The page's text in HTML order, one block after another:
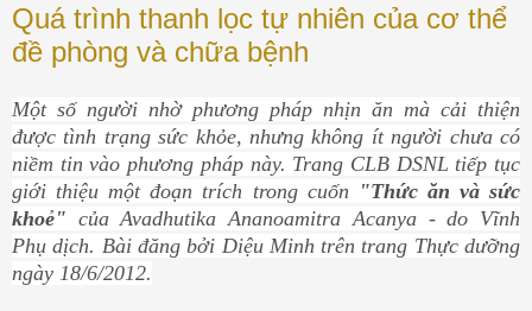
Quá trình thanh lọc tự nhiên của cơ thể
đề phòng và chữa bệnh
Một số người nhờ phương pháp nhịn ăn mà cải thiện
được tình trạng sức khỏe, nhưng không ít người chưa có
niềm tin vào phương pháp này. Trang CLB DSNL tiếp tục
giới thiệu một đoạn trích trong cuốn "Thức ăn và sức
khoẻ" của Avadhutika Ananoamitra Acanya - do Vĩnh
Phụ dịch. Bài đăng bởi Diệu Minh trên trang Thực dưỡng
ngày 18/6/2012.